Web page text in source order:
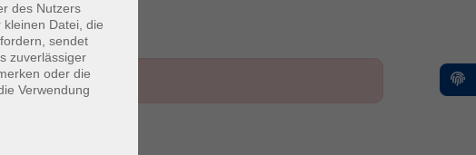
des Nutzers
Datei, die
sendet
zuverlässiger
oder die
Verwendung